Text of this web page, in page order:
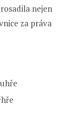
nejen
za práva